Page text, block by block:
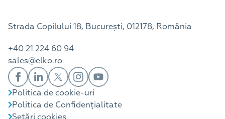
Strada Copilului 18, București, 012178, România
+40 21 224 60 94
sales@elko.ro
Politica de cookie-uri
Politica de Confidențialitate